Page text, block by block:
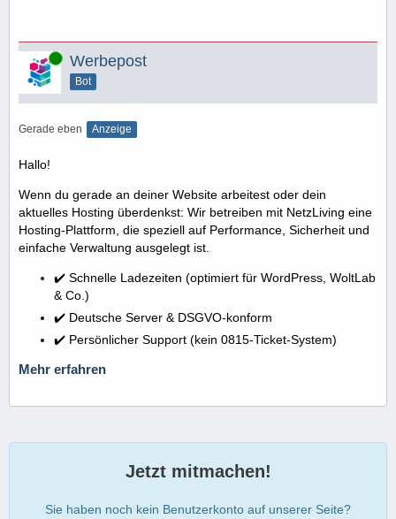
Online Werbepost
Bot
Gerade eben Anzeige
Hallo!
Wenn du gerade an deiner Website arbeitest oder dein
aktuelles Hosting überdenkst: Wir betreiben mit NetzLiving eine
Hosting-Plattform, die speziell auf Performance, Sicherheit und
einfache Verwaltung ausgelegt ist.
✔️ Schnelle Ladezeiten (optimiert für WordPress, WoltLab
& Co.)
✔️ Deutsche Server & DSGVO-konform
✔️ Persönlicher Support (kein 0815-Ticket-System)
Mehr erfahren
Jetzt mitmachen!
Sie haben noch kein Benutzerkonto auf unserer Seite?